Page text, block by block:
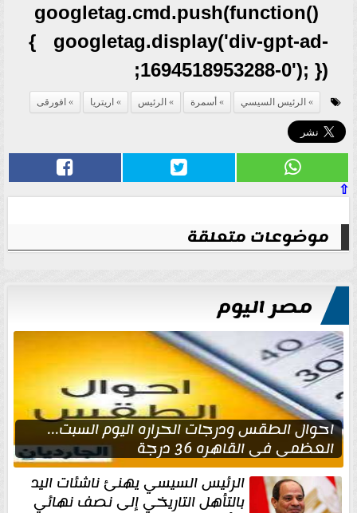
googletag.cmd.push(function()
{ googletag.display('div-gpt-ad-
1694518953288-0'); });
الرئيس السيسي أسمرة الرئيس اريتريا افورقى
⇧
موضوعات متعلقة
مصر اليوم
احوال الطقس ودرجات الحراره اليوم السبت...
العظمى في القاهره 36 درجة
الرئيس السيسي يهنئ ناشئات اليد
بالتأهل التاريخي إلى نصف نهائي